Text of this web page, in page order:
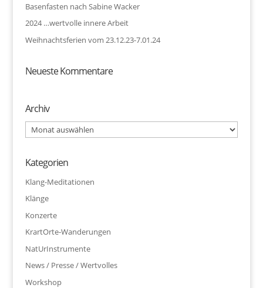
Basenfasten nach Sabine Wacker
2024 …wertvolle innere Arbeit
Weihnachtsferien vom 23.12.23-7.01.24
Neueste Kommentare
Archiv
Archiv
Kategorien
Klang-Meditationen
Klänge
Konzerte
KrartOrte-Wanderungen
NatUrInstrumente
News / Presse / Wertvolles
Workshop